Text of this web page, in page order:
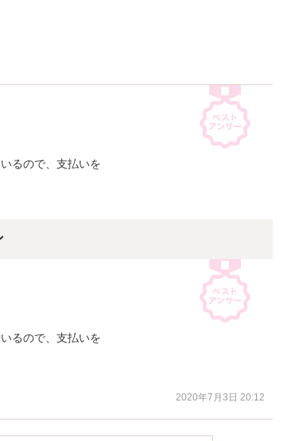
るので、支払いを
るので、支払いを
2020年7月3日 20:12